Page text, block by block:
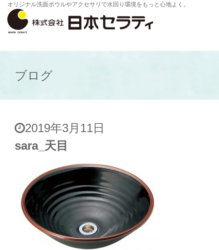
オリジナル洗面ボウルやアクセサリで水回り環境をもっと心地よく。
ブログ
2019年3月11日
sara_天目